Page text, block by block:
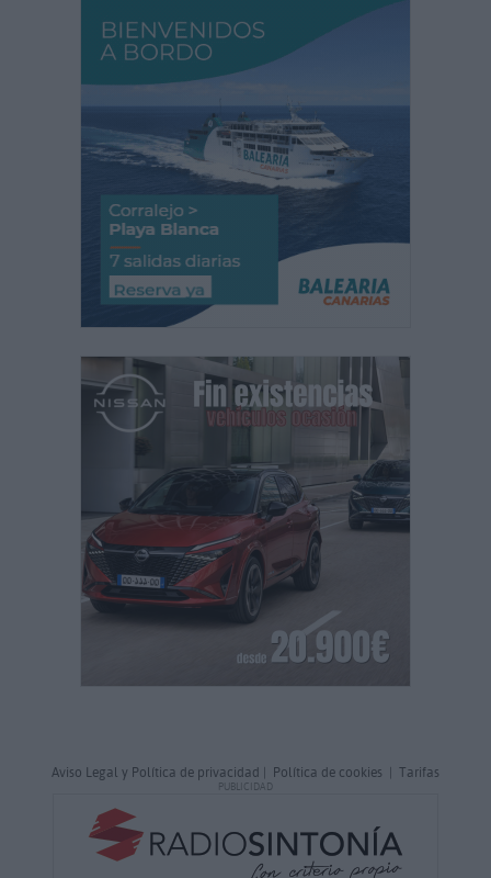
Aviso Legal y Política de privacidad | Política de cookies | Tarifas
PUBLICIDAD